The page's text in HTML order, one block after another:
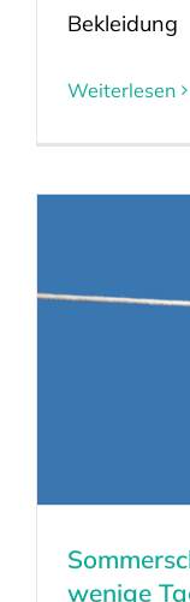
Bekleidung
Weiterlesen
wenige